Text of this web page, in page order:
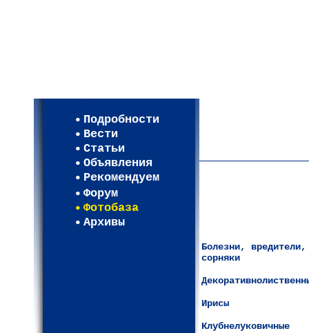
Подробности
Вести
Статьи
Объявления
Рекомендуем
Форум
Фотобаза
Архивы
Болезни, вредители,
сорняки
Ирисы
Клубнелуковичные